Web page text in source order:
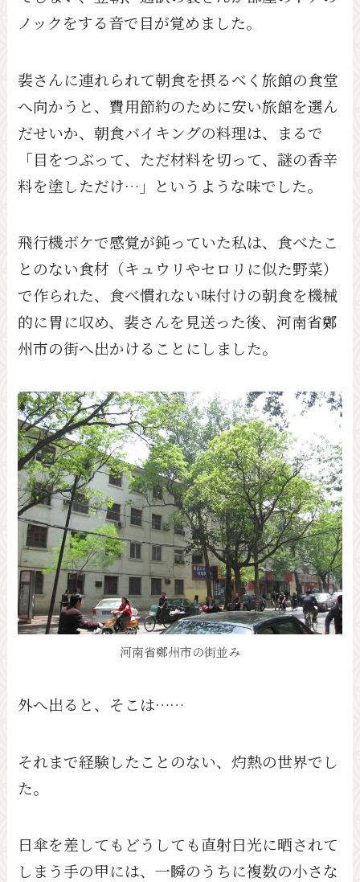
ノックをする音で目が覚めました。
裴さんに連れられて朝食を摂るべく旅館の食堂
へ向かうと、費用節約のために安い旅館を選ん
だせいか、朝食バイキングの料理は、まるで
「目をつぶって、ただ材料を切って、謎の香辛
料を塗しただけ…」というような味でした。
飛行機ボケで感覚が鈍っていた私は、食べたこ
とのない食材（キュウリやセロリに似た野菜）
で作られた、食べ慣れない味付けの朝食を機械
的に胃に収め、裴さんを見送った後、河南省鄭
州市の街へ出かけることにしました。
河南省鄭州市の街並み
外へ出ると、そこは……
それまで経験したことのない、灼熱の世界でし
た。
日傘を差してもどうしても直射日光に晒されて
しまう手の甲には、一瞬のうちに複数の小さな